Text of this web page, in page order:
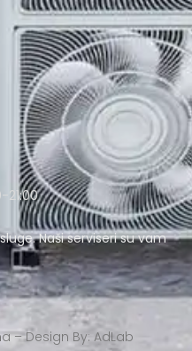
21:00
Naši serviseri su vam
– Design By: AdLab